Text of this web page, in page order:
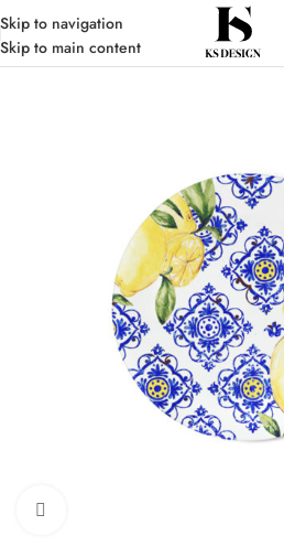
Skip to navigation
Skip to main content